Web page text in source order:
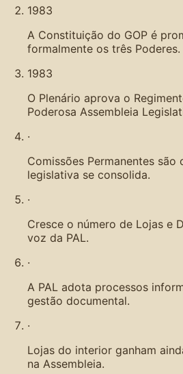
1983
A Constituição do GOP é
formalmente os três Poderes.
1983
O Plenário aprova o
Poderosa Assembleia
·
Comissões Permanentes
legislativa se consolida.
·
Cresce o número de Lojas e
voz da PAL.
·
A PAL adota processos
gestão documental.
·
Lojas do interior ganham
na Assembleia.